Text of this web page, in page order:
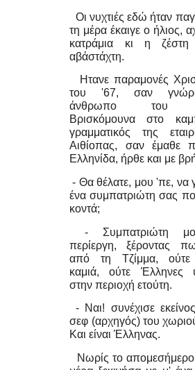
Οι νυχτιές εδώ ήταν
τη μέρα έκαιγε ο ήλιος,
κατράμια κι η ζέστη
αβάστάχτη.
Hτανε παραμονές
του '67, σαν
άνθρωπο του
Βρισκόμουνα στο
γραμματικός της
Αιθίοπας, σαν έμαθε
Ελληνίδα, ήρθε και με
- Θα θέλατε, μου 'πε, να
ένα συμπατριώτη σας
κοντά;
- Συμπατριώτη
περίεργη, ξέροντας
από τη Τζίμμα, ούτε
καμιά, ούτε Έλληνες
στην περιοχή ετούτη.
- Ναι! συνέχισε
σεφ (αρχηγός) του
Και είναι Έλληνας.
Νωρίς το απομεσήμερο